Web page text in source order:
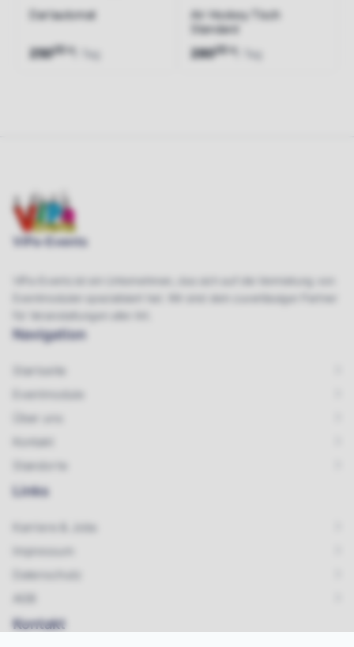
Dartautomat
25000 / Tag
Air Hockey Tisch
Standard
28000 / Tag
ViPa-Events
ViPa-Events ist ein Unternehmen, das sich auf die Vermietung von
Eventmodulen spezialisiert hat. Wir sind dein zuverlässiger Partner
für Veranstaltungen aller Art.
Navigation
Startseite
Eventmodule
Über uns
Kontakt
Standorte
Links
Karriere & Jobs
Impressum
Datenschutz
Kontakt